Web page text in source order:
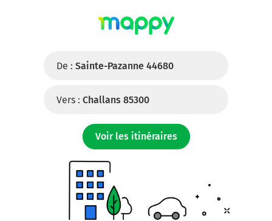
De : Sainte-Pazanne 44680
Vers : Challans 85300
Voir les itinéraires